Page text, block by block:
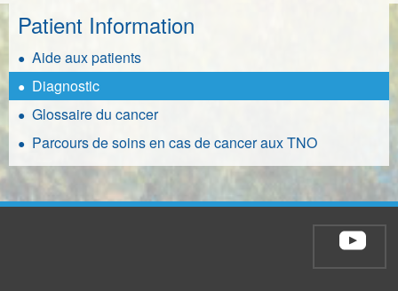
Patient Information
Aide aux patients
Diagnostic
Glossaire du cancer
Parcours de soins en cas de cancer aux TNO